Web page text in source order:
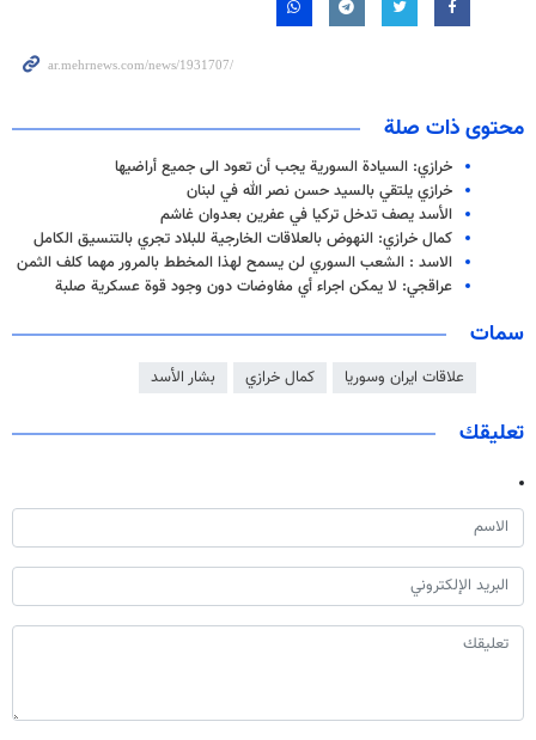
محتوى ذات صلة
خرازي: السيادة السورية يجب أن تعود الى جميع أراضيها
خرازي يلتقي بالسيد حسن نصر الله في لبنان
الأسد يصف تدخل تركيا في عفرين بعدوان غاشم
كمال خرازي: النهوض بالعلاقات الخارجية للبلاد تجري بالتنسيق الكامل
الاسد : الشعب السوري لن يسمح لهذا المخطط بالمرور مهما كلف الثمن
عراقجي: لا يمكن اجراء أي مفاوضات دون وجود قوة عسكرية صلبة
سمات
علاقات ايران وسوريا كمال خرازي بشار الأسد
تعليقك